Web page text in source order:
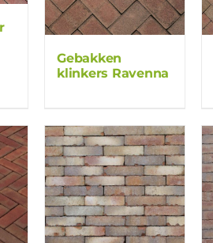
Gebakken
klinkers Ravenna